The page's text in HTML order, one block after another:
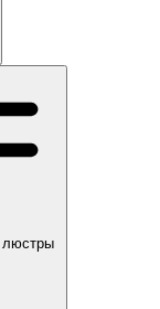
люстры